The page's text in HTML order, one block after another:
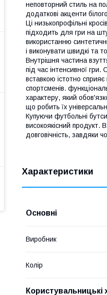
неповторний стиль на
додаткові акценти
Ці низькопрофільні
підходить для гри на
використанню
і виконувати швидкі та
Внутрішня частина
під час інтенсивної
вставкою істотно
спортсменів.
характеру, який
що робить їх
Купуючи футбольні
високоякісний продукт.
довговічність, завдяки
Характеристики
Основні
Виробник
Колір
Користувальницькі